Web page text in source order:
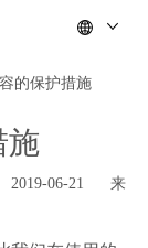
的保护措施
施
2019-06-21 来